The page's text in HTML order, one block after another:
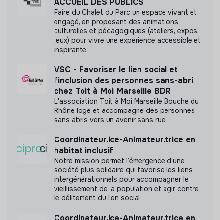
Développement
- Entretien final avec le Président et la Directrice
Labels et certifications
Cette structure n'a pas souhaité nous
communiquer les labels ou certifications qu'elle a
pu obtenir.
Documents
Bilan financier
Raison d'être
Communiqué sur la mission de l'entreprise
Statuts juridiques de l'entreprise
ACCUEIL DES PUBLICS
Faire du Chalet du Parc un espace vivant et
engagé, en proposant des animations
culturelles et pédagogiques (ateliers, expos,
jeux) pour vivre une expérience accessible et
inspirante.
VSC - Favoriser le lien social et
l’inclusion des personnes sans-abri
chez Toit à Moi Marseille BDR
L'association Toit à Moi Marseille Bouche du
Rhône loge et accompagne des personnes
sans abris vers un avenir sans rue.
Coordinateur.ice-Animateur.trice en
habitat inclusif
Notre mission permet l’émergence d’une
société plus solidaire qui favorise les liens
intergénérationnels pour accompagner le
vieillissement de la population et agir contre
le délitement du lien social
Coordinateur.ice-Animateur.trice en